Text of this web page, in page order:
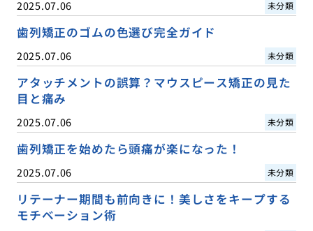
2025.07.06 未分類
歯列矯正のゴムの色選び完全ガイド
2025.07.06 未分類
アタッチメントの誤算？マウスピース矯正の見た
目と痛み
2025.07.06 未分類
歯列矯正を始めたら頭痛が楽になった！
2025.07.06 未分類
リテーナー期間も前向きに！美しさをキープする
モチベーション術